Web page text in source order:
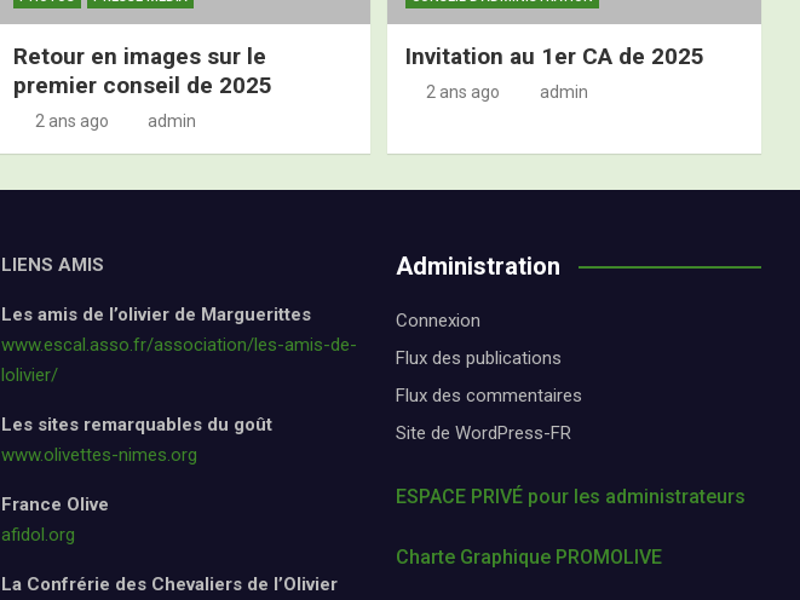
Retour en images sur le
premier conseil de 2025
2 ans ago admin
Invitation au 1er CA de 2025
2 ans ago admin
LIENS AMIS
Les amis de l’olivier de Marguerittes
www.escal.asso.fr/association/les-amis-de-
lolivier/
Les sites remarquables du goût
www.olivettes-nimes.org
France Olive
afidol.org
La Confrérie des Chevaliers de l’Olivier
Administration
Connexion
Flux des publications
Flux des commentaires
Site de WordPress-FR
ESPACE PRIVÉ pour les administrateurs
Charte Graphique PROMOLIVE